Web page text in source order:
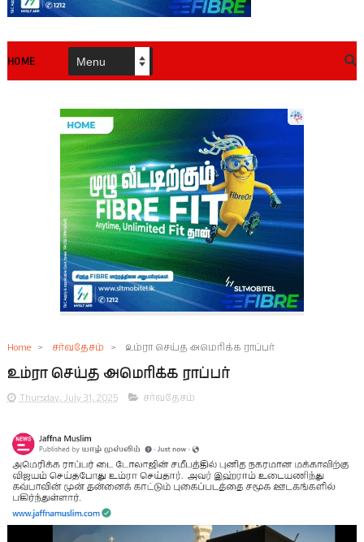
HOME
Home > சர்வதேசம் > உம்ரா செய்த அமெரிக்க ராப்பர்
உம்ரா செய்த அமெரிக்க ராப்பர்
Thursday, July 31, 2025 சர்வதேசம்